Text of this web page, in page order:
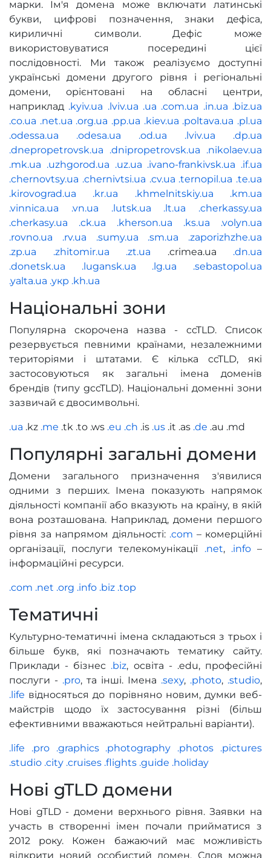
марки. Ім'я домена може включати латинські
букви, цифрові позначення, знаки дефіса,
кириличні символи. Дефіс може
використовуватися посередині цієї
послідовності. Ми також реалізуємо доступні
українські домени другого рівня і регіональні
домени, орієнтовані на обласні центри,
наприклад .kyiv.ua .lviv.ua .ua .com.ua .in.ua .biz.ua
.co.ua .net.ua .org.ua .pp.ua .kiev.ua .poltava.ua .pl.ua
.odessa.ua
.odesa.ua .od.ua .lviv.ua
.dp.ua
.dnepropetrovsk.ua
.dnipropetrovsk.ua
.nikolaev.ua
.mk.ua .uzhgorod.ua .uz.ua .ivano-frankivsk.ua .if.ua
.chernovtsy.ua .chernivtsi.ua .cv.ua .ternopil.ua .te.ua
.kirovograd.ua
.kr.ua .khmelnitskiy.ua
.km.ua
.vinnica.ua
.vn.ua .lutsk.ua .lt.ua
.cherkassy.ua
.cherkasy.ua
.ck.ua .kherson.ua .ks.ua
.volyn.ua
.rovno.ua
.rv.ua .sumy.ua .sm.ua
.zaporizhzhe.ua
.zp.ua
.zhitomir.ua .zt.ua .crimea.ua .dn.ua
.donetsk.ua
.lugansk.ua .lg.ua
.sebastopol.ua
.yalta.ua .укр .kh.ua
Національні зони
Популярна скорочена назва - ccTLD. Список
резервується певними країнами, незалежними
територіями і штатами. Є кілька ccTLD, які
застосовуються як загальні імена доменів
брендів (типу gccTLD). Національні доменні зони
зазвичай є двосимвольні.
.ua .kz .me .tk .to .ws .eu .ch .is .us .it .as .de .au .md
Популярні загальні домени
Домени загального призначення з'явилися
одними з перших. Імена показують напрямок
діяльності компанії або вказують на країну, в якій
вона розташована. Наприклад, домени першого
рівня за напрямом діяльності: .com – комерційні
організації, послуги телекомунікації .net, .info–
інформаційні ресурси.
.com .net .org .info .biz .top
Тематичні
Культурно-тематичні імена складаються з трьох і
більше букв, які позначають тематику сайту.
Приклади - бізнес .biz, освіта - .edu, професійні
послуги - .pro, та інші. Імена .sexy, .photo, .studio,
.life відносяться до порівняно новим, думки веб-
майстрів щодо їх застосування різні (більш
ефективними вважаються нейтральні варіанти).
.life .pro .graphics .photography .photos
.pictures
.studio .city .cruises .flights .guide .holiday
Нові gTLD домени
Нові gTLD - домени верхнього рівня. Заявки на
участь в створенні імен почали прийматися з
2012 року. Кожен бажаючий має можливість
відкрити новий особистий домен. Слов можна